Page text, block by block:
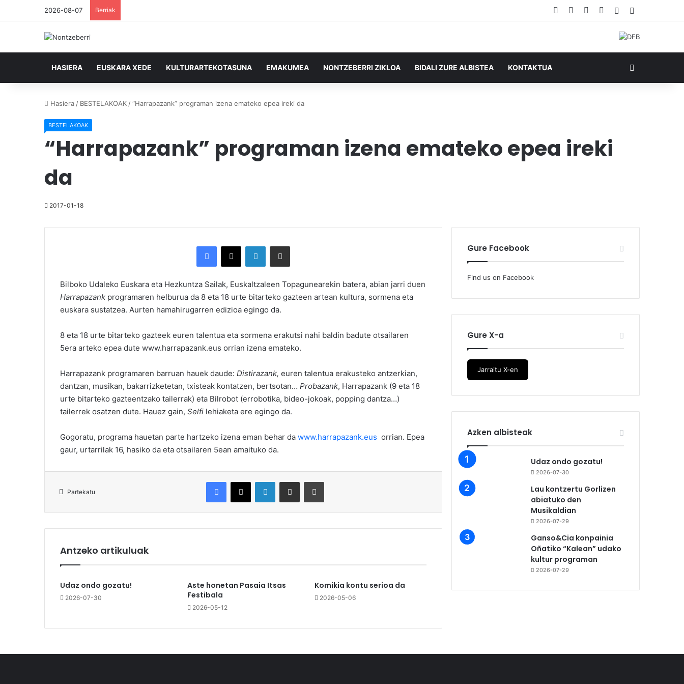
2026-08-07 Berriak Facebook YouTube
RSS Ausazko
HASIERA EUSKARA XEDE KULTURARTEKOTASUNA EMAKUMEA NONTZEBERRI ZIKLOA BIDALI ZURE ALBISTEA KONTAKTUA
Hasiera / BESTELAKOAK /“Harrapazank” programan izena emateko epea ireki da
BESTELAKOAK
“Harrapazank” programan izena emateko epea ireki
da
2017-01-18
Bilboko Udaleko Euskara eta Hezkuntza Sailak, Euskaltzaleen Topagunearekin batera, abian jarri duen
Harrapazank programaren helburua da 8 eta 18 urte bitarteko gazteen artean kultura, sormena eta
euskara sustatzea. Aurten hamahirugarren edizioa egingo da.
8 eta 18 urte bitarteko gazteek euren talentua eta sormena erakutsi nahi baldin badute otsailaren
5era arteko epea dute www.harrapazank.eus orrian izena emateko.
Harrapazank programaren barruan hauek daude: Distirazank, euren talentua erakusteko antzerkian,
dantzan, musikan, bakarrizketetan, txisteak kontatzen, bertsotan… Probazank, Harrapazank (9 eta 18
urte bitarteko gazteentzako tailerrak) eta Bilrobot (errobotika, bideo-jokoak, popping dantza…)
tailerrek osatzen dute. Hauez gain, Selfi lehiaketa ere egingo da.
Gogoratu, programa hauetan parte hartzeko izena eman behar da www.harrapazank.eus orrian. Epea
gaur, urtarrilak 16, hasiko da eta otsailaren 5ean amaituko da.
Partekatu
Antzeko artikuluak
Udaz ondo gozatu!
2026-07-30
Aste honetan Pasaia Itsas
Festibala
2026-05-12
Komikia kontu serioa da
2026-05-06
Gure Facebook
Find us on Facebook
Gure X-a
Jarraitu X-en
Azken albisteak
Udaz ondo gozatu!
2026-07-30
Lau kontzertu Gorlizen
abiatuko den
Musikaldian
2026-07-29
Ganso&Cia konpainia
Oñatiko “Kalean” udako
kultur programan
2026-07-29